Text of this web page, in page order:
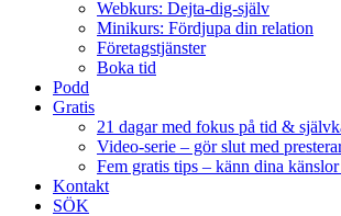
Webkurs: Dejta-dig-själv
Minikurs: Fördjupa din relation
Företagstjänster
Boka tid
Podd
Gratis
21 dagar med fokus på tid &
Video-serie – gör slut med
Fem gratis tips – känn dina
Kontakt
SÖK